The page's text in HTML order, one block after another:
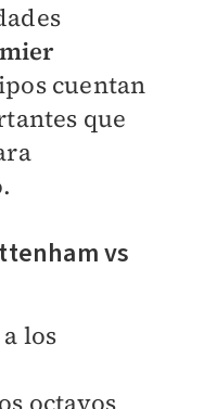
cuentan
que
vs
los
octavos